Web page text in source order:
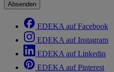
Absenden
EDEKA auf Facebook
EDEKA auf Instagram
EDEKA auf Linkedin
EDEKA auf Pinterest